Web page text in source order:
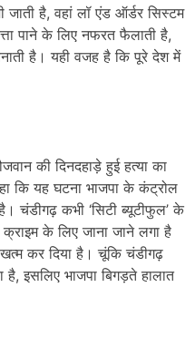
जाती है, वहां लॉ एंड ऑर्डर सिस्टम
पाने के लिए नफरत फैलाती है,
है। यही वजह है कि पूरे देश में
की दिनदहाड़े हुई हत्या का
कि यह घटना भाजपा के कंट्रोल
चंडीगढ़ कभी ‘सिटी ब्यूटीफुल’ के
के लिए जाना जाने लगा है
कर दिया है। चूंकि चंडीगढ़
इसलिए भाजपा बिगड़ते हालात